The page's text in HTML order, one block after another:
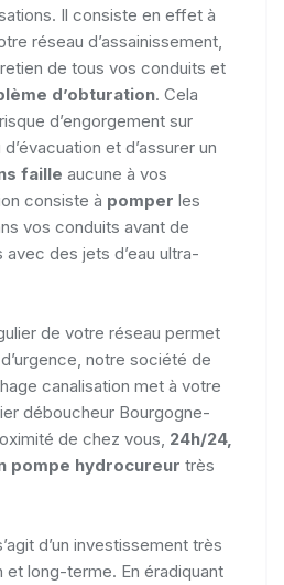
Il consiste en effet à
réseau d’assainissement,
de tous vos conduits et
d’obturation. Cela
d’engorgement sur
et d’assurer un
faille aucune à vos
consiste à pomper les
vos conduits avant de
des jets d’eau ultra-
de votre réseau permet
notre société de
canalisation met à votre
déboucheur Bourgogne-
de chez vous, 24h/24,
pompe hydrocureur très
d’un investissement très
et long-terme. En éradiquant